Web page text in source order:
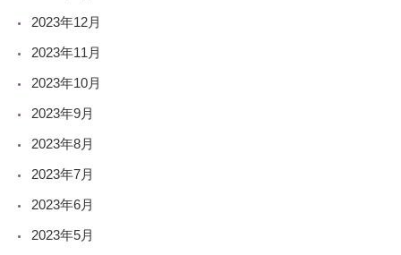
2023年12月
2023年11月
2023年10月
2023年9月
2023年8月
2023年7月
2023年6月
2023年5月